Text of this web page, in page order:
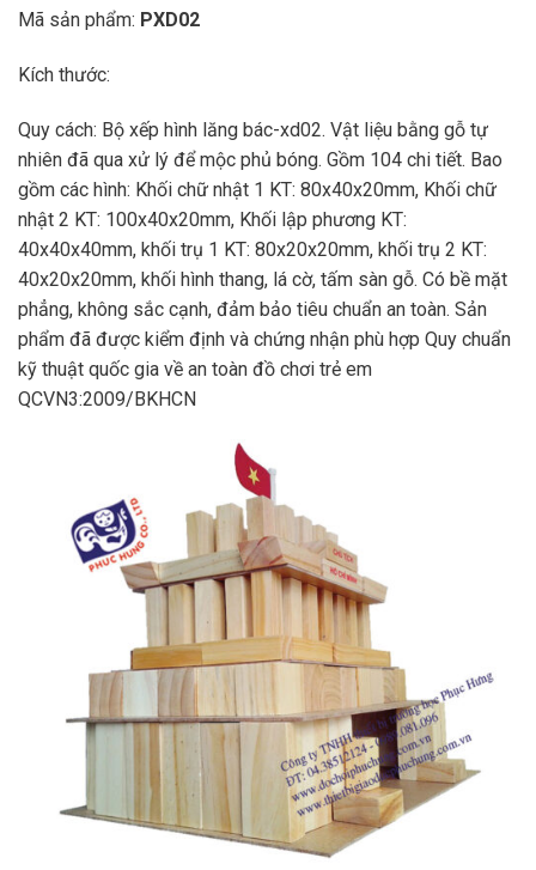
Mã sản phẩm: PXD02
Kích thước:
Quy cách: Bộ xếp hình lăng bác-xd02. Vật liệu bằng gỗ tự
nhiên đã qua xử lý để mộc phủ bóng. Gồm 104 chi tiết. Bao
gồm các hình: Khối chữ nhật 1 KT: 80x40x20mm, Khối chữ
nhật 2 KT: 100x40x20mm, Khối lập phương KT:
40x40x40mm, khối trụ 1 KT: 80x20x20mm, khối trụ 2 KT:
40x20x20mm, khối hình thang, lá cờ, tấm sàn gỗ. Có bề mặt
phẳng, không sắc cạnh, đảm bảo tiêu chuẩn an toàn. Sản
phẩm đã được kiểm định và chứng nhận phù hợp Quy chuẩn
kỹ thuật quốc gia về an toàn đồ chơi trẻ em
QCVN3:2009/BKHCN